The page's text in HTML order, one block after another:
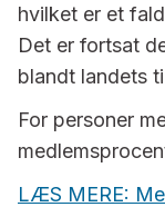
hvilket er et
Det er fortsat
blandt landets
For personer
LÆS MERE: